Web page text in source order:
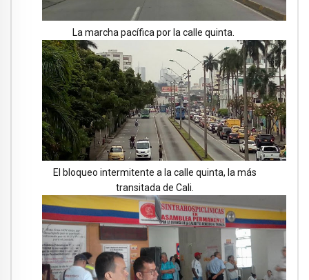
La marcha pacífica por la calle quinta.
El bloqueo intermitente a la calle quinta, la más
transitada de Cali.